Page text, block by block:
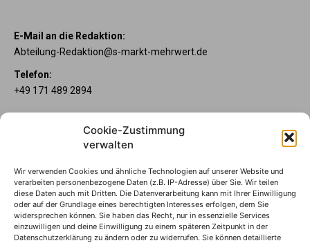
Cookie-Zustimmung
verwalten
Wir verwenden Cookies und ähnliche Technologien auf unserer Website und
verarbeiten personenbezogene Daten (z.B. IP-Adresse) über Sie. Wir teilen
diese Daten auch mit Dritten. Die Datenverarbeitung kann mit Ihrer Einwilligung
oder auf der Grundlage eines berechtigten Interesses erfolgen, dem Sie
widersprechen können. Sie haben das Recht, nur in essenzielle Services
einzuwilligen und deine Einwilligung zu einem späteren Zeitpunkt in der
Datenschutzerklärung zu ändern oder zu widerrufen. Sie können detaillierte
E-Mail an die Redaktion:
Abteilung-Redaktion@s-markt-mehrwert.de
Telefon:
+49 171 489 2894
Wenn’s um Geld geht, hat jeder ganz individuelle Vorstellungen.
Mein Lübecker Konto genau das Richtige für Sie. Unsere
Kontomodelle Mein Lübecker Premium, Mein Lübecker Comfort
und Mein Lübecker Fresh bieten Ihnen etliche Inklusivleistungen.
Im Mein Lübecker Magazin erfahren Sie immer, was es Neues
gibt.